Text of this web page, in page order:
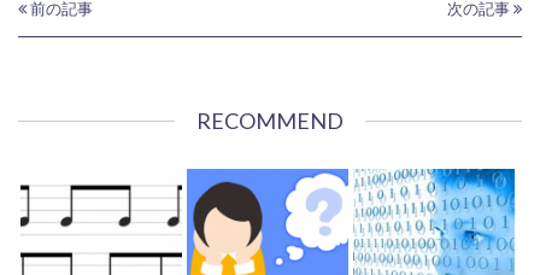
前の記事 次の記事
RECOMMEND